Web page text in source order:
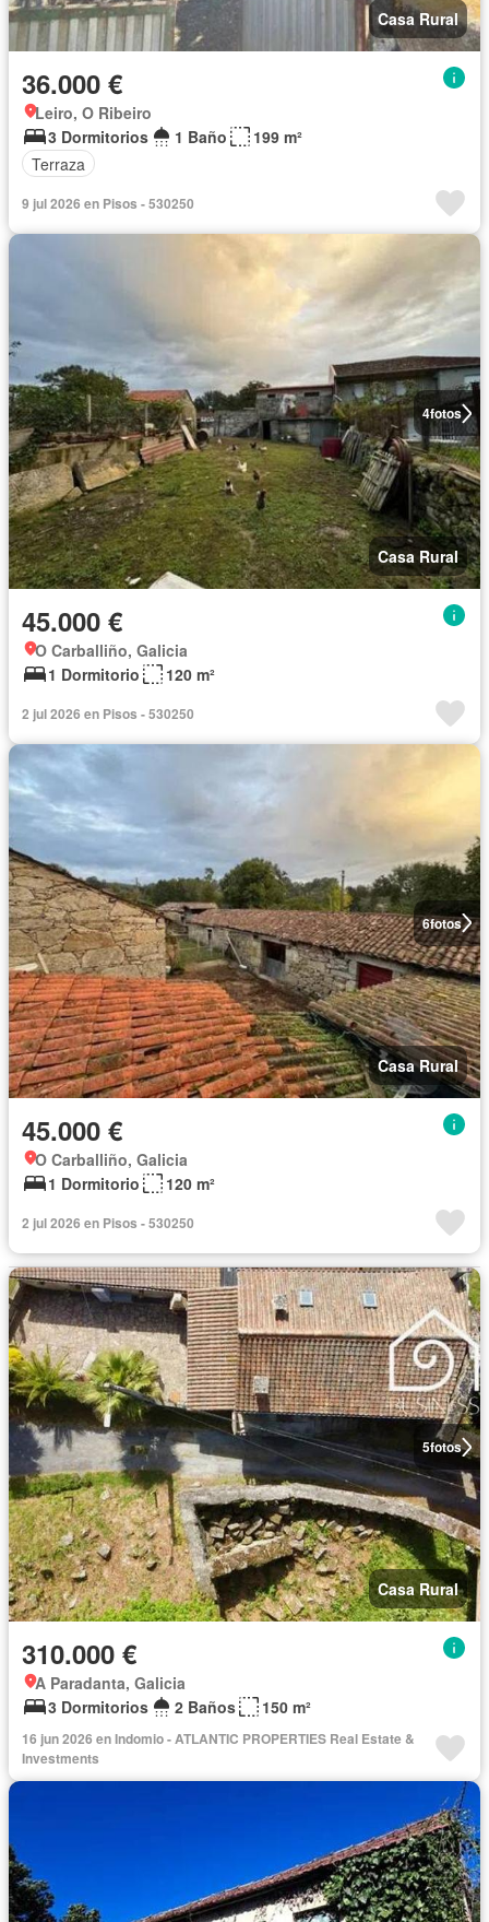
Casa Rural
36.000 €
Leiro, O Ribeiro
3 Dormitorios
1 Baño
199 m²
Terraza
9 jul 2026 en Pisos - 530250
4fotos
Casa Rural
45.000 €
O Carballiño, Galicia
1 Dormitorio
120 m²
2 jul 2026 en Pisos - 530250
6fotos
Casa Rural
45.000 €
O Carballiño, Galicia
1 Dormitorio
120 m²
2 jul 2026 en Pisos - 530250
5fotos
Casa Rural
310.000 €
A Paradanta, Galicia
3 Dormitorios
2 Baños 150 m²
16 jun 2026 en Indomio - ATLANTIC PROPERTIES Real Estate &
Investments